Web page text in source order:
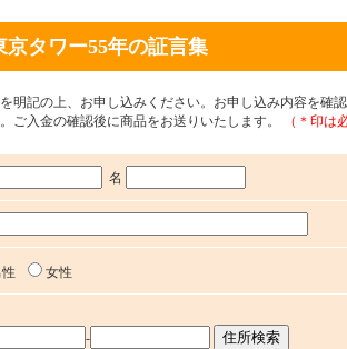
京タワー55年の証言集
明記の上、お申し込みください。お申し込み内容を確
ご入金の確認後に商品をお送りいたします。
（＊印は
名
女性
-